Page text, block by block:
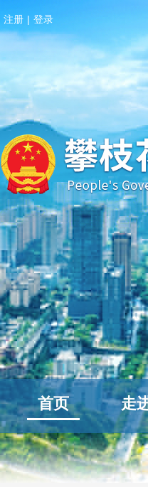
注册 | 登录
首页 走